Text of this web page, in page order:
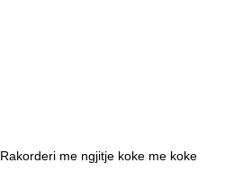
Rakorderi me ngjitje koke me koke